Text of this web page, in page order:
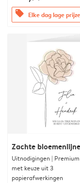
offers Elke dag lage
Zachte
Uitnodigingen |
met keuze uit 3
papierafwerkingen